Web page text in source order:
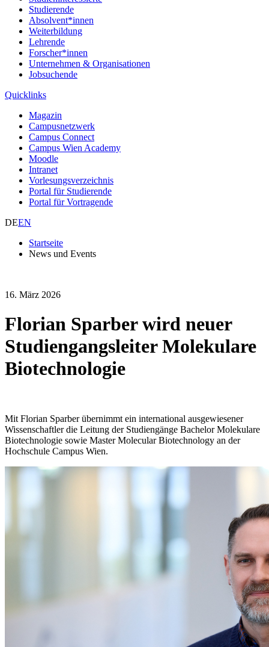
Studierende
Absolvent*innen
Weiterbildung
Lehrende
Forscher*innen
Unternehmen & Organisationen
Jobsuchende
Quicklinks
Magazin
Campusnetzwerk
Campus Connect
Campus Wien Academy
Moodle
Intranet
Vorlesungsverzeichnis
Portal für Studierende
Portal für Vortragende
DEEN
Startseite
News und Events
16. März 2026
Florian Sparber wird neuer
Studiengangsleiter Molekulare
Biotechnologie
Mit Florian Sparber übernimmt ein international ausgewiesener
Wissenschaftler die Leitung der Studiengänge Bachelor Molekulare
Biotechnologie sowie Master Molecular Biotechnology an der
Hochschule Campus Wien.